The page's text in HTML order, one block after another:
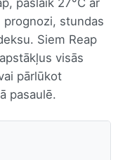
pašlaik 27°C ar
stundas
Siem Reap
visās
pārlūkot
pasaulē.